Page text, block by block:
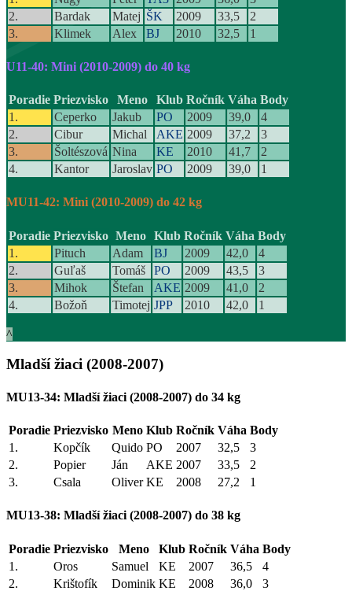
2.
Bardak Matej ŠK 2009 33,5
2
3.
Klimek Alex BJ 2010 32,5 1
U11-40: Mini (2010-2009) do 40 kg
Poradie Priezvisko Meno Klub Ročník Váha Body
1.
Ceperko Jakub PO 2009 39,0
4
2.
Cibur Michal AKE 2009 37,2
3
3.
Šoltészová Nina KE 2010 41,7
2
4.
Kantor Jaroslav PO 2009 39,0 1
MU11-42: Mini (2010-2009) do 42 kg
Poradie Priezvisko Meno Klub Ročník Váha Body
1.
Pituch Adam BJ 2009 42,0
4
2.
Guľaš Tomáš PO 2009 43,5
3
3.
Mihok Štefan AKE 2009 41,0
2
4.
Božoň Timotej JPP 2010 42,0 1
^
Mladší žiaci (2008-2007)
MU13-34: Mladší žiaci (2008-2007) do 34 kg
Poradie Priezvisko Meno Klub Ročník Váha Body
1.
Kopčík Quido PO 2007 32,5
3
2.
Popier Ján AKE 2007 33,5
2
3.
Csala Oliver KE 2008 27,2 1
MU13-38: Mladší žiaci (2008-2007) do 38 kg
Poradie Priezvisko Meno Klub Ročník Váha Body
1.
Oros Samuel KE 2007 36,5
4
2.
Krištofík Dominik KE 2008 36,0
3